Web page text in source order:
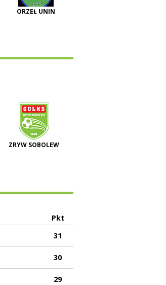
ORZEŁ UNIN
ZRYW SOBOLEW
Pkt
31
30
29